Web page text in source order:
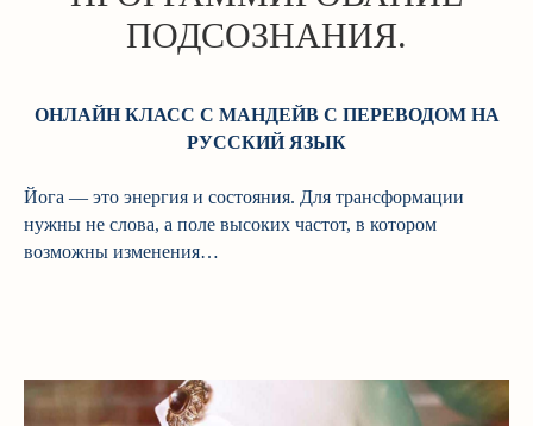
ПОДСОЗНАНИЯ.
ОНЛАЙН КЛАСС С МАНДЕЙВ С ПЕРЕВОДОМ НА
РУССКИЙ ЯЗЫК
Йога — это энергия и состояния. Для трансформации
нужны не слова, а поле высоких частот, в котором
возможны изменения…